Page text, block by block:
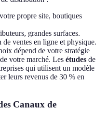
propre site, boutiques
grandes surfaces.
de ventes en ligne et physique.
dépend de votre stratégie
votre marché. Les études de
qui utilisent un modèle
leurs revenus de 30 % en
Canaux de